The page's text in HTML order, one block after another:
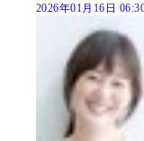
2026年01月16日